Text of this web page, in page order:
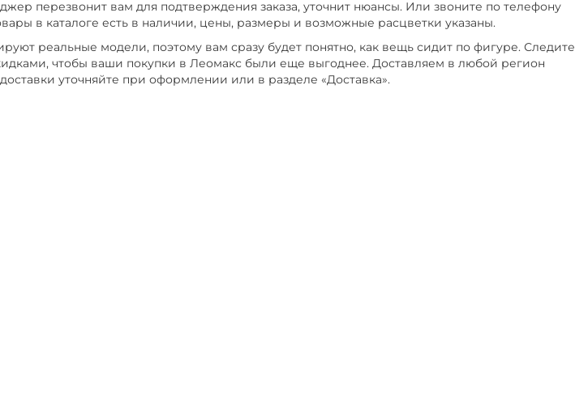
перезвонит вам для подтверждения заказа, уточнит нюансы. Или звоните по телефону
в каталоге есть в наличии, цены, размеры и возможные расцветки указаны.
реальные модели, поэтому вам сразу будет понятно, как вещь сидит по фигуре. Следите
чтобы ваши покупки в Леомакс были еще выгоднее. Доставляем в любой регион
уточняйте при оформлении или в разделе «Доставка».